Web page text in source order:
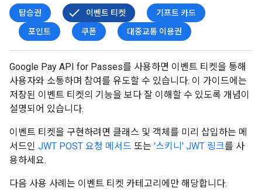
탑승권 이벤트 티켓
기프트 카드
포인트
쿠폰 대중교통 이용권
Google Pay API for Passes를 사용하면 이벤트 티켓을 통해
사용자와 소통하며 참여를 유도할 수 있습니다. 이 가이드에는
저장된 이벤트 티켓의 기능을 보다 잘 이해할 수 있도록 개념이
설명되어 있습니다.
이벤트 티켓을 구현하려면 클래스 및 객체를 미리 삽입하는 메
서드인 JWT POST 요청 메서드 또는 '스키니' JWT 링크를 사
용하세요.
다음 사용 사례는 이벤트 티켓 카테고리에만 해당합니다.